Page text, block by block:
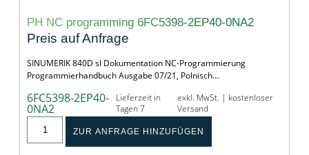
PH NC programming 6FC5398-2EP40-0NA2
Preis auf Anfrage
SINUMERIK 840D sl Dokumentation NC-Programmierung
Programmierhandbuch Ausgabe 07/21, Polnisch…
6FC5398-2EP40-
0NA2
Lieferzeit in
Tagen 7
exkl. MwSt. | kostenloser
Versand
ZUR ANFRAGE HINZUFÜGEN